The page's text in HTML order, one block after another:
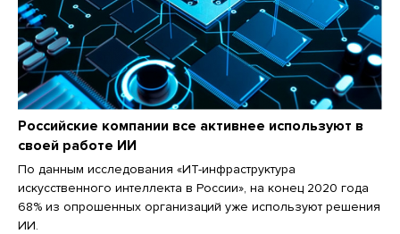
Российские компании все активнее используют в
своей работе ИИ
По данным исследования «ИТ-инфраструктура
искусственного интеллекта в России», на конец 2020 года
68% из опрошенных организаций уже используют решения
ИИ.